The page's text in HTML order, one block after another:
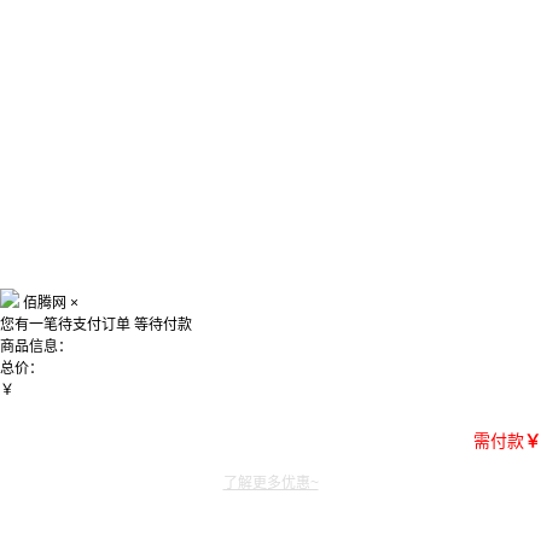
佰腾网 ×
您有一笔待支付订单 等待付款
商品信息：
总价：
￥
需付款￥
了解更多优惠~